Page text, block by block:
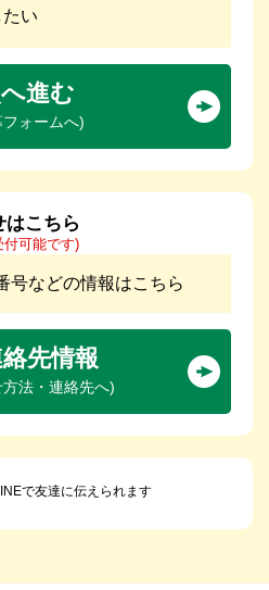
い
進む
ォームへ)
はこちら
付可能です)
号などの情報はこちら
先情報
法・連絡先へ)
で友達に伝えられます